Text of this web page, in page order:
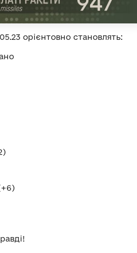
орієнтовно становлять: